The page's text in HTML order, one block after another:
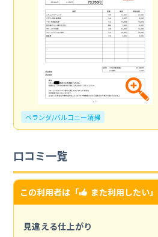
ベランダ/バルコニー清掃
口コミ一覧
この利用者は「 また利用したい
見違える仕上がり